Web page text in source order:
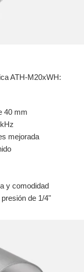
ATH-M20xWH:
40 mm
mejorada
y ​​comodidad
de 1/4"